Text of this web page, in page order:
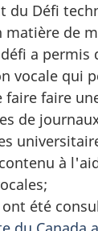
du Défi
matière de
a permis
vocale qui
faire faire
de
à
ont été